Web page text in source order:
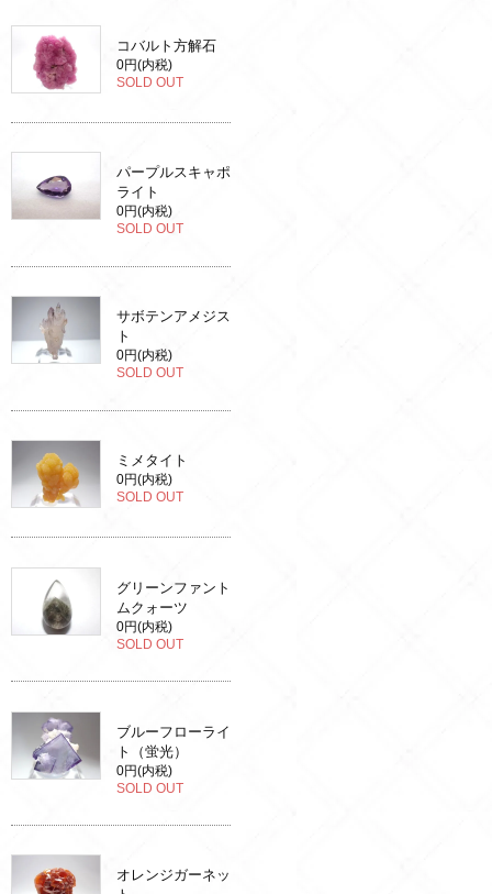
コバルト方解石
0円(内税)
SOLD OUT
パープルスキャポ
ライト
0円(内税)
SOLD OUT
サボテンアメジス
ト
0円(内税)
SOLD OUT
ミメタイト
0円(内税)
SOLD OUT
グリーンファント
ムクォーツ
0円(内税)
SOLD OUT
ブルーフローライ
ト（蛍光）
0円(内税)
SOLD OUT
オレンジガーネッ